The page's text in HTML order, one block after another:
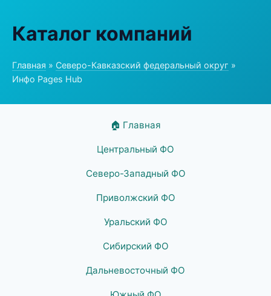
Каталог компаний
Главная » Северо-Кавказский федеральный округ »
Инфо Pages Hub
🏠 Главная
Центральный ФО
Северо-Западный ФО
Приволжский ФО
Уральский ФО
Сибирский ФО
Дальневосточный ФО